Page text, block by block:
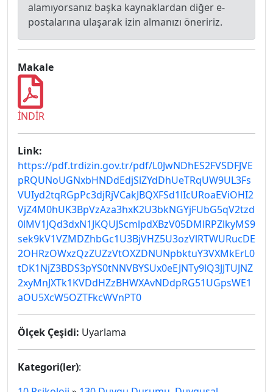
alamıyorsanız başka kaynaklardan diğer e-
postalarına ulaşarak izin almanızı öneririz.
Makale
İNDİR
Link:
https://pdf.trdizin.gov.tr/pdf/L0JwNDhES2FVSDFJVE
pRQUNoUGNxbHNDdEdjSlZYdDhUeTRqUW9UL3Fs
VUIyd2tqRGpPc3djRjVCakJBQXFSd1lIcURoaEViOHI2
VjZ4M0hUK3BpVzAza3hxK2U3bkNGYjFUbG5qV2tzd
0lMV1JQd3dxN1JKQUJScmlpdXBzV05DMlRPZlkyMS9
sek9kV1VZMDZhbGc1U3BjVHZ5U3ozVlRTWURucDE
2OHRzOWxzQzZUZzVtOXZDNUNpbktuY3VXMkErL0
tDK1NjZ3BDS3pYS0tNNVBYSUx0eEJNTy9lQ3JJTUJNZ
2xyMnJXTk1KVDdHZzBHWXAvNDdpRG51UGpsWE1
aOU5XcW5OZTFkcWVnPT0
Ölçek Çeşidi: Uyarlama
Kategori(ler):